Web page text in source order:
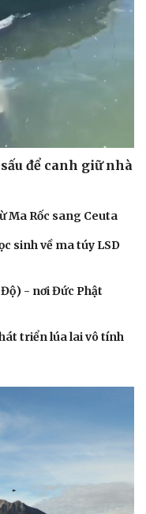
để canh giữ nhà
Ma Rốc sang Ceuta
sinh về ma túy LSD
- nơi Đức Phật
triển lúa lai vô tính